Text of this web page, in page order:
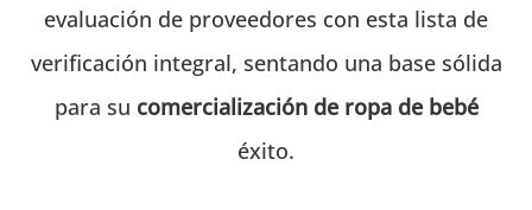
evaluación de proveedores con esta lista de
verificación integral, sentando una base sólida
para su comercialización de ropa de bebé
éxito.